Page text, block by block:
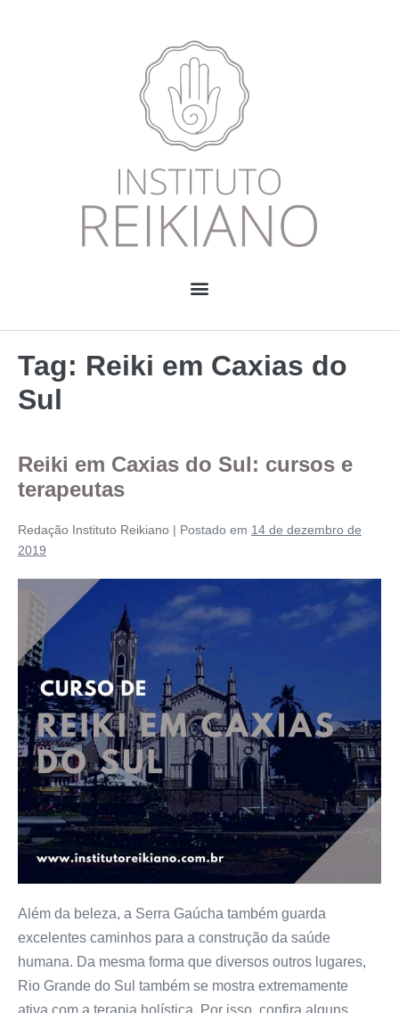
Tag: Reiki em Caxias do
Sul
Reiki em Caxias do Sul: cursos e
terapeutas
Redação Instituto Reikiano | Postado em 14 de dezembro de
2019
Além da beleza, a Serra Gaúcha também guarda
excelentes caminhos para a construção da saúde
humana. Da mesma forma que diversos outros lugares,
Rio Grande do Sul também se mostra extremamente
ativa com a terapia holística. Por isso, confira alguns